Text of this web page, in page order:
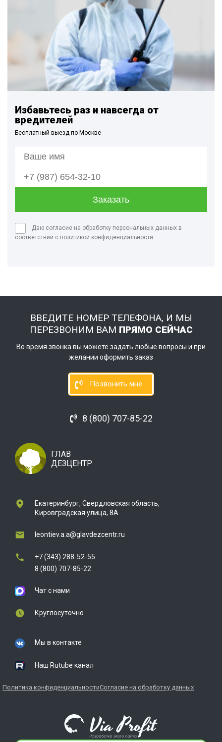
Избавьтесь раз и навсегда от
вредителей
Бесплатный выезд по Москве
Даю согласие на обработку персональных данных в
соответствии с политикой конфиденциальности
ВВЕДИТЕ НОМЕР ТЕЛЕФОНА, И МЫ
ПЕРЕЗВОНИМ ВАМ ПРЯМО СЕЙЧАС
Во время звонка вы можете задать любые вопросы и при
желании оформить заказ
Позвонить мне
8 (800) 707-85-22
ГЛАВ
ДЕЗЦЕНТР
Екатеринбург, Свердловская область,
Кировградская улица, 8А
leontiev.a.a@glavdezcentr.ru
+7 (343) 288-52-55
8 (800) 707-85-22
Чат с нами
Круглосуточно
Мы в контакте
Наш Rutube канал
Политика конфиденциальностиСогласие на обработку данных